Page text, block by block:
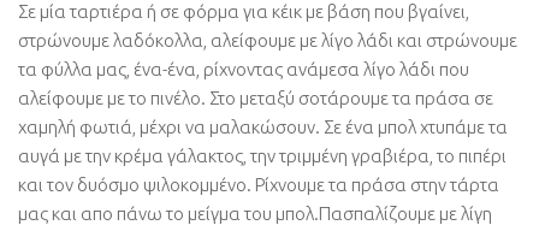
Σε μία ταρτιέρα ή σε φόρμα για κέικ με βάση που βγαίνει,
στρώνουμε λαδόκολλα, αλείφουμε με λίγο λάδι και στρώνουμε
τα φύλλα μας, ένα-ένα, ρίχνοντας ανάμεσα λίγο λάδι που
αλείφουμε με το πινέλο. Στο μεταξύ σοτάρουμε τα πράσα σε
χαμηλή φωτιά, μέχρι να μαλακώσουν. Σε ένα μπολ χτυπάμε τα
αυγά με την κρέμα γάλακτος, την τριμμένη γραβιέρα, το πιπέρι
και τον δυόσμο ψιλοκομμένο. Ρίχνουμε τα πράσα στην τάρτα
μας και απο πάνω το μείγμα του μπολ.Πασπαλίζουμε με λίγη